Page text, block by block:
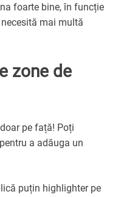
foarte bine, în funcție
mai multă
zone de
pe față! Poți
a adăuga un
puțin highlighter pe